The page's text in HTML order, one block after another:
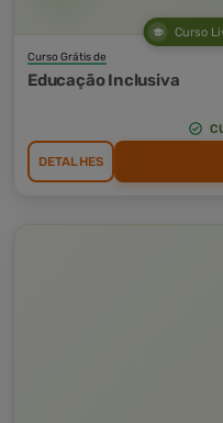
Curso
Curso Grátis de
Educação Inclusiva
DETALHES